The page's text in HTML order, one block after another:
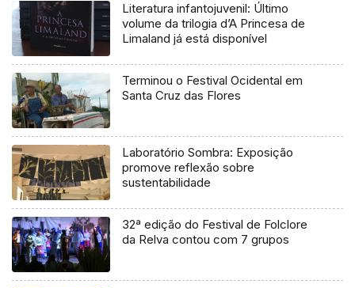
Literatura infantojuvenil: Último
volume da trilogia d’A Princesa de
Limaland já está disponível
Terminou o Festival Ocidental em
Santa Cruz das Flores
Laboratório Sombra: Exposição
promove reflexão sobre
sustentabilidade
32ª edição do Festival de Folclore
da Relva contou com 7 grupos